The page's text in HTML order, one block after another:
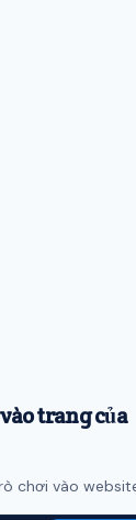
trang của
chơi vào